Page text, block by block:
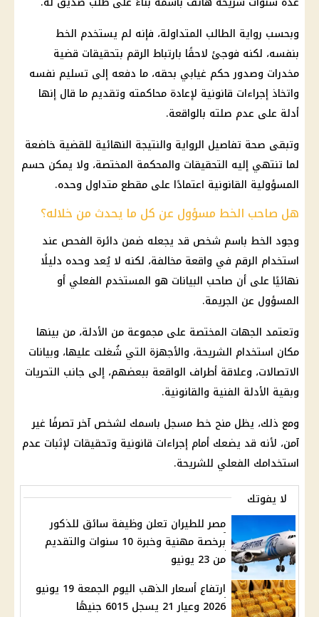
وبحسب رواية الطالب المتداولة، فإنه لم يستخدم الخط
بنفسه، لكنه فوجئ لاحقًا بارتباط الرقم بتحقيقات قضية
مخدرات وصدور حكم غيابي بحقه، ما دفعه إلى تسليم نفسه
واتخاذ إجراءات قانونية لإعادة محاكمته وتقديم ما قال إنها
أدلة على عدم صلته بالواقعة.
وتبقى صحة تفاصيل الرواية والنتيجة النهائية للقضية خاضعة
لما تنتهي إليه التحقيقات والمحكمة المختصة، ولا يمكن حسم
المسؤولية القانونية اعتمادًا على مقطع متداول وحده.
هل صاحب الخط مسؤول عن كل ما يحدث من خلاله؟
وجود الخط باسم شخص قد يجعله ضمن دائرة الفحص عند
استخدام الرقم في واقعة مخالفة، لكنه لا يُعد وحده دليلًا
نهائيًا على أن صاحب البيانات هو المستخدم الفعلي أو
المسؤول عن الجريمة.
وتعتمد الجهات المختصة على مجموعة من الأدلة، من بينها
مكان استخدام الشريحة، والأجهزة التي شُغلت عليها، وبيانات
الاتصالات، وعلاقة أطراف الواقعة ببعضهم، إلى جانب التحريات
وبقية الأدلة الفنية والقانونية.
ومع ذلك، يظل منح خط مسجل باسمك لشخص آخر تصرفًا غير
آمن، لأنه قد يضعك أمام إجراءات قانونية وتحقيقات لإثبات عدم
استخدامك الفعلي للشريحة.
لا يفوتك
مصر للطيران تعلن وظيفة سائق للذكور
برخصة مهنية وخبرة 10 سنوات والتقديم
من 23 يونيو
ارتفاع أسعار الذهب اليوم الجمعة 19 يونيو
2026 وعيار 21 يسجل 6015 جنيهًا